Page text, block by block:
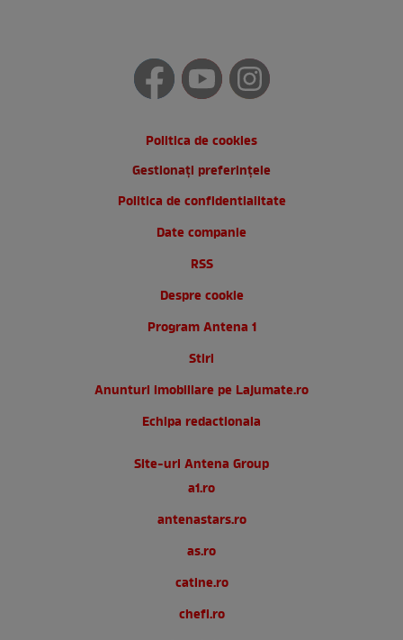
Politica de cookies
Gestionați preferințele
Politica de confidentialitate
Date companie
RSS
Despre cookie
Program Antena 1
Stiri
Anunturi imobiliare pe Lajumate.ro
Echipa redactionala
Site-uri Antena Group
a1.ro
antenastars.ro
as.ro
catine.ro
chefi.ro